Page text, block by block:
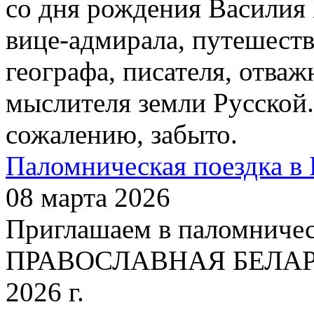
со дня рождения
вице-адмирала,
географа, писателя,
мыслителя земли
сожалению, забыто.
Паломническая поездка в
08 марта 2026
Приглашаем в
ПРАВОСЛАВНАЯ
2026 г.